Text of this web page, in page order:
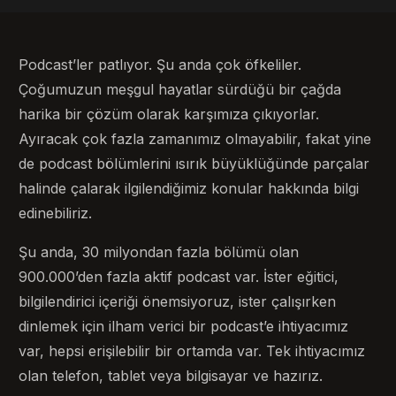
Podcast’ler patlıyor. Şu anda çok öfkeliler.
Çoğumuzun meşgul hayatlar sürdüğü bir çağda
harika bir çözüm olarak karşımıza çıkıyorlar.
Ayıracak çok fazla zamanımız olmayabilir, fakat yine
de podcast bölümlerini ısırık büyüklüğünde parçalar
halinde çalarak ilgilendiğimiz konular hakkında bilgi
edinebiliriz.
Şu anda, 30 milyondan fazla bölümü olan
900.000’den fazla aktif podcast var. İster eğitici,
bilgilendirici içeriği önemsiyoruz, ister çalışırken
dinlemek için ilham verici bir podcast’e ihtiyacımız
var, hepsi erişilebilir bir ortamda var. Tek ihtiyacımız
olan telefon, tablet veya bilgisayar ve hazırız.